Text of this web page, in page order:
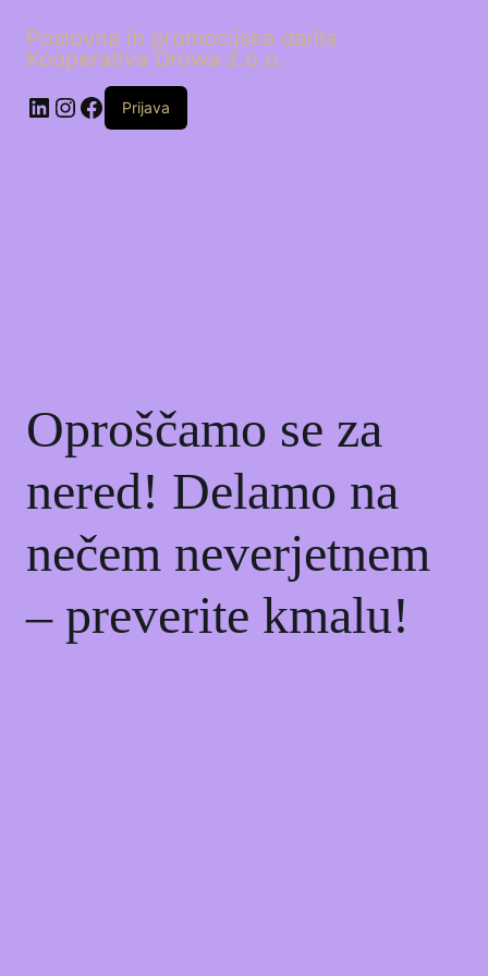
Poslovna in promocijska darila
Kooperativa Drowa z.o.o.
LinkedIn
Instagram
Facebook
Prijava
Oproščamo se za
nered! Delamo na
nečem neverjetnem
– preverite kmalu!